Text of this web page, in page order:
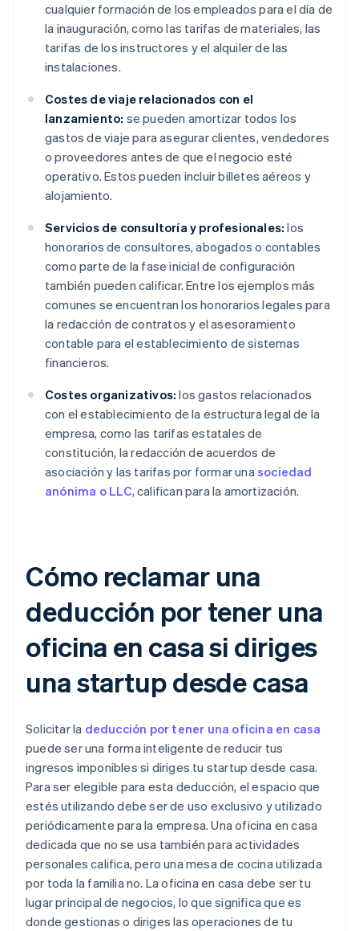
cualquier formación de los empleados para el día de
la inauguración, como las tarifas de materiales, las
tarifas de los instructores y el alquiler de las
instalaciones.
Costes de viaje relacionados con el
lanzamiento: se pueden amortizar todos los
gastos de viaje para asegurar clientes, vendedores
o proveedores antes de que el negocio esté
operativo. Estos pueden incluir billetes aéreos y
alojamiento.
Servicios de consultoría y profesionales: los
honorarios de consultores, abogados o contables
como parte de la fase inicial de configuración
también pueden calificar. Entre los ejemplos más
comunes se encuentran los honorarios legales para
la redacción de contratos y el asesoramiento
contable para el establecimiento de sistemas
financieros.
Costes organizativos: los gastos relacionados
con el establecimiento de la estructura legal de la
empresa, como las tarifas estatales de
constitución, la redacción de acuerdos de
asociación y las tarifas por formar unasociedad
anónima o LLC, califican para la amortización.
Cómo reclamar una
deducción por tener una
oficina en casa si diriges
una startup desde casa
Solicitar la deducción por tener una oficina en casa
puede ser una forma inteligente de reducir tus
ingresos imponibles si diriges tu startup desde casa.
Para ser elegible para esta deducción, el espacio que
estés utilizando debe ser de uso exclusivo y utilizado
periódicamente para la empresa. Una oficina en casa
dedicada que no se usa también para actividades
personales califica, pero una mesa de cocina utilizada
por toda la familia no. La oficina en casa debe ser tu
lugar principal de negocios, lo que significa que es
donde gestionas o diriges las operaciones de tu